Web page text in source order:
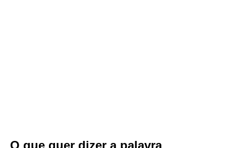
O que quer dizer a palavra